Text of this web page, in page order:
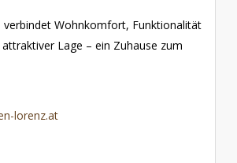
verbindet Wohnkomfort, Funktionalität
Lage – ein Zuhause zum
lorenz.at